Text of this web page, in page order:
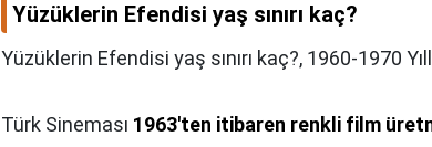
Yüzüklerin Efendisi yaş sınırı kaç?
Yüzüklerin Efendisi yaş sınırı kaç?, 1960-1970
Türk Sineması 1963'ten itibaren renkli film